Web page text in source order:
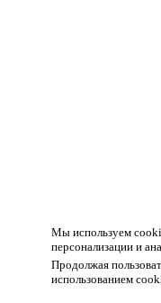
Мы используем
персонализации и
Продолжая
использованием